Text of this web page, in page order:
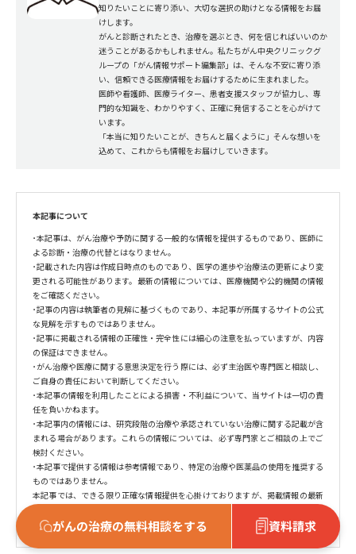
がんの治療の無料相談をする 資料請求
知りたいことに寄り添い、大切な選択の助けとなる情報をお届
けします。
がんと診断されたとき、治療を選ぶとき、何を信じればいいのか
迷うことがあるかもしれません。私たちがん中央クリニックグ
ループの「がん情報サポート編集部」は、そんな不安に寄り添
い、信頼できる医療情報をお届けするために生まれました。
医師や看護師、医療ライター、患者支援スタッフが協力し、専
門的な知識を、わかりやすく、正確に発信することを心がけて
います。
「本当に知りたいことが、きちんと届くように」そんな想いを
込めて、これからも情報をお届けしていきます。
･本記事は、がん治療や予防に関する一般的な情報を提供するものであり、医師に
よる診断・治療の代替とはなりません。
･記載された内容は作成日時点のものであり、医学の進歩や治療法の更新により変
更される可能性があります。最新の情報については、医療機関や公的機関の情報
をご確認ください。
･記事の内容は執筆者の見解に基づくものであり、本記事が所属するサイトの公式
な見解を示すものではありません。
･記事に掲載される情報の正確性・完全性には細心の注意を払っていますが、内容
の保証はできません。
･がん治療や医療に関する意思決定を行う際には、必ず主治医や専門医と相談し、
ご自身の責任において判断してください。
･本記事の情報を利用したことによる損害・不利益について、当サイトは一切の責
任を負いかねます。
･本記事内の情報には、研究段階の治療や承認されていない治療に関する記載が含
まれる場合があります。これらの情報については、必ず専門家とご相談の上でご
検討ください。
･本記事で提供する情報は参考情報であり、特定の治療や医薬品の使用を推奨する
ものではありません。
本記事では、できる限り正確な情報提供を心掛けておりますが、掲載情報の最新
の責任で判断いただきますようお願いいたします。